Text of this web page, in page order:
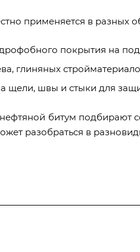
применяется в разных
покрытия на
глиняных
щели, швы и стыки для
битум подбирают
разобраться в